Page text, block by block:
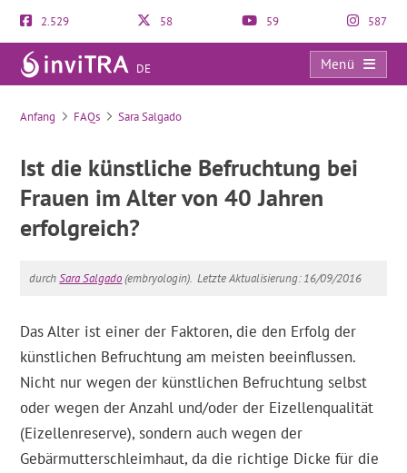
2.529 58 59 587
DE
Menü
FAQs
Anfang FAQs Sara Salgado
Ist die künstliche Befruchtung bei
Frauen im Alter von 40 Jahren
erfolgreich?
durchSara Salgado(embryologin). Letzte Aktualisierung: 16/09/2016
Das Alter ist einer der Faktoren, die den Erfolg der
künstlichen Befruchtung am meisten beeinflussen.
Nicht nur wegen der künstlichen Befruchtung selbst
oder wegen der Anzahl und/oder der Eizellenqualität
(Eizellenreserve), sondern auch wegen der
Gebärmutterschleimhaut, da die richtige Dicke für die